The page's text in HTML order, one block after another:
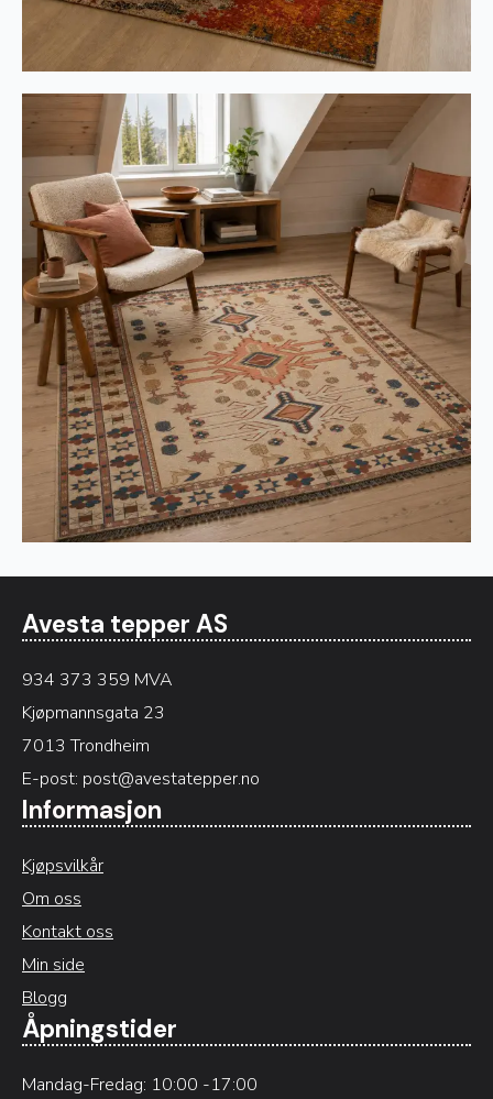
Avesta tepper AS
934 373 359 MVA
Kjøpmannsgata 23
7013 Trondheim
E-post: post@avestatepper.no
Informasjon
Kjøpsvilkår
Om oss
Kontakt oss
Min side
Blogg
Åpningstider
Mandag-Fredag: 10:00 -17:00